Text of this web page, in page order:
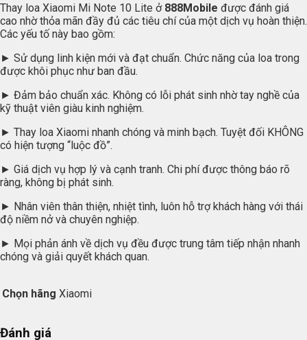
Thay loa Xiaomi Mi Note 10 Lite ở 888Mobile được đánh giá
cao nhờ thỏa mãn đầy đủ các tiêu chí của một dịch vụ hoàn thiện.
Các yếu tố này bao gồm:
► Sử dụng linh kiện mới và đạt chuẩn. Chức năng của loa trong
được khôi phục như ban đầu.
► Đảm bảo chuẩn xác. Không có lỗi phát sinh nhờ tay nghề của
kỹ thuật viên giàu kinh nghiệm.
► Thay loa Xiaomi nhanh chóng và minh bạch. Tuyệt đối KHÔNG
có hiện tượng “luộc đồ”.
► Giá dịch vụ hợp lý và cạnh tranh. Chi phí được thông báo rõ
ràng, không bị phát sinh.
► Nhân viên thân thiện, nhiệt tình, luôn hỗ trợ khách hàng với thái
độ niềm nở và chuyên nghiệp.
► Mọi phản ánh về dịch vụ đều được trung tâm tiếp nhận nhanh
chóng và giải quyết khách quan.
Chọn hãng Xiaomi
Đánh giá